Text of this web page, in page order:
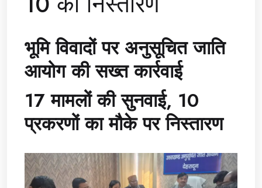
भूमि विवादों पर अनुसूचित जाति
आयोग की सख्त कार्रवाई
17 मामलों की सुनवाई, 10
प्रकरणों का मौके पर निस्तारण